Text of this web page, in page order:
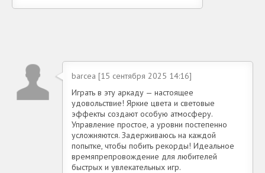
barcea [15 сентября 2025 14:16]
Играть в эту аркаду — настоящее
удовольствие! Яркие цвета и световые
эффекты создают особую атмосферу.
Управление простое, а уровни постепенно
усложняются. Задерживаюсь на каждой
попытке, чтобы побить рекорды! Идеальное
времяпрепровождение для любителей
быстрых и увлекательных игр.